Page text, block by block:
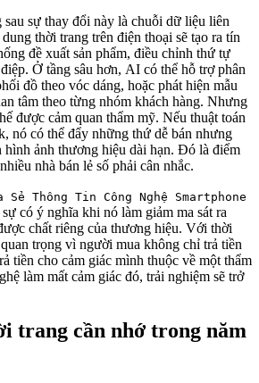
sau sự thay đổi này là chuỗi dữ liệu liên
thời trang trên điện thoại sẽ tạo ra tín
đề xuất sản phẩm, điều chỉnh thứ tự
Ở tầng sâu hơn, AI có thể hỗ trợ phân
đồ theo vóc dáng, hoặc phát hiện mẫu
tâm theo từng nhóm khách hàng. Nhưng
được cảm quan thẩm mỹ. Nếu thuật toán
nó có thể đẩy những thứ dễ bán nhưng
hình ảnh thương hiệu dài hạn. Đó là điểm
nhà bán lẻ số phải cân nhắc.
Sẻ Thông Tin Công Nghệ Smartphone
có ý nghĩa khi nó làm giảm ma sát ra
chất riêng của thương hiệu. Với thời
trọng vì người mua không chỉ trả tiền
tiền cho cảm giác mình thuộc về một thẩm
làm mất cảm giác đó, trải nghiệm sẽ trở
trang cần nhớ trong năm